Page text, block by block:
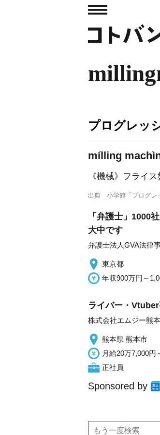
プログレッ
mílling
《機械》 フライス
出典 小学館「プログレ
「弁護士」1000
大中です
弁護士法人GVA法律
東京都
年収900万円～
ライバー・
株式会社エムジー熊本
熊本県 熊本市
月給20万7,000円
正社員
Sponsored by